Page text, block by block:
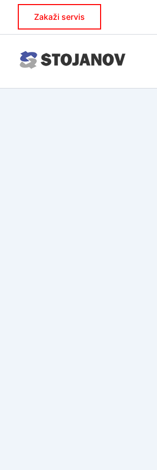
content
Zakaži servis